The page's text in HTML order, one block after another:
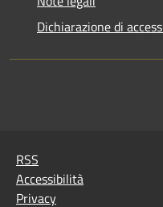
Dichiarazione di
RSS
Accessibilità
Privacy